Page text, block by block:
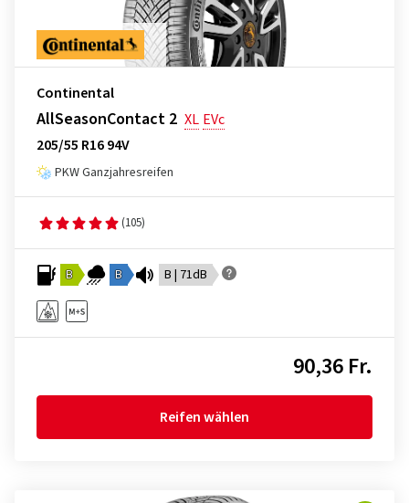
Continental
AllSeasonContact 2 XL EVc
205/55 R16 94V
PKW Ganzjahresreifen
(105)
B B B | 71dB
90,36 Fr.
Reifen wählen